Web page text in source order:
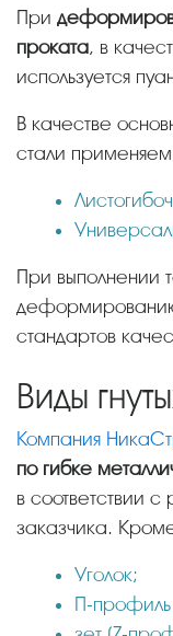
При
проката, в
используется
В качестве основного оборудования для листов из
стали
При выполнении технологического процесса по
стандартов
Виды
Компания
по гибке
в соответствии
заказчика. Кроме
Уголок;
П-